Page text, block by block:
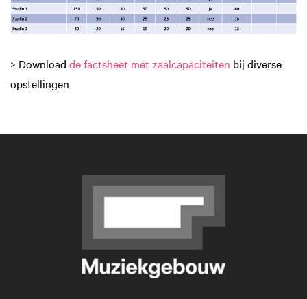
> Download de factsheet met zaalcapaciteiten bij diverse
opstellingen